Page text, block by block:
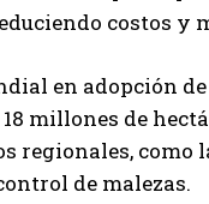
costos y
en adopción
millones de
como
de malezas.